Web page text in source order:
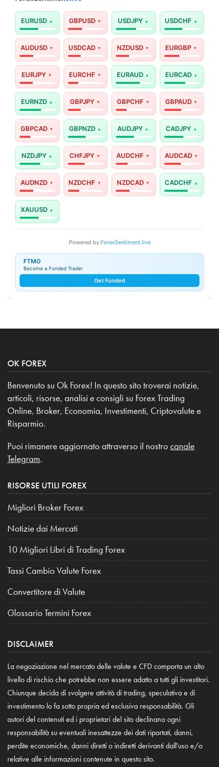
EURUSD GBPUSD USDJPY USDCHF
AUDUSD USDCAD NZDUSD EURGBP
EURJPY EURCHF EURAUD EURCAD
EURNZD GBPJPY GBPCHF GBPAUD
GBPCAD GBPNZD AUDJPY CADJPY
NZDJPY CHFJPY AUDCHF AUDCAD
AUDNZD NZDCHF NZDCAD CADCHF
XAUUSD
Powered by ForexSentiment.live
FTMO
Become a Funded Trader
Get Funded
OK FOREX
Benvenuto su Ok Forex! In questo sito troverai notizie,
articoli, risorse, analisi e consigli su Forex Trading
Online, Broker, Economia, Investimenti, Criptovalute e
Risparmio.
Puoi rimanere aggiornato attraverso il nostro canale
Telegram.
RISORSE UTILI FOREX
Migliori Broker Forex
Notizie dai Mercati
10 Migliori Libri di Trading Forex
Tassi Cambio Valute Forex
Convertitore di Valute
Glossario Termini Forex
DISCLAIMER
La negoziazione nel mercato delle valute e CFD comporta un alto
livello di rischio che potrebbe non essere adatto a tutti gli investitori.
Chiunque decida di svolgere attività di trading, speculativa e di
investimento lo fa sotto propria ed esclusiva responsabilità. Gli
autori del contenuti ed i proprietari del sito declinano ogni
responsabilità su eventuali inesattezze dei dati riportati, danni,
perdite economiche, danni diretti o indiretti derivanti dall'uso e/o
relative alle informazioni contenute in questo sito.